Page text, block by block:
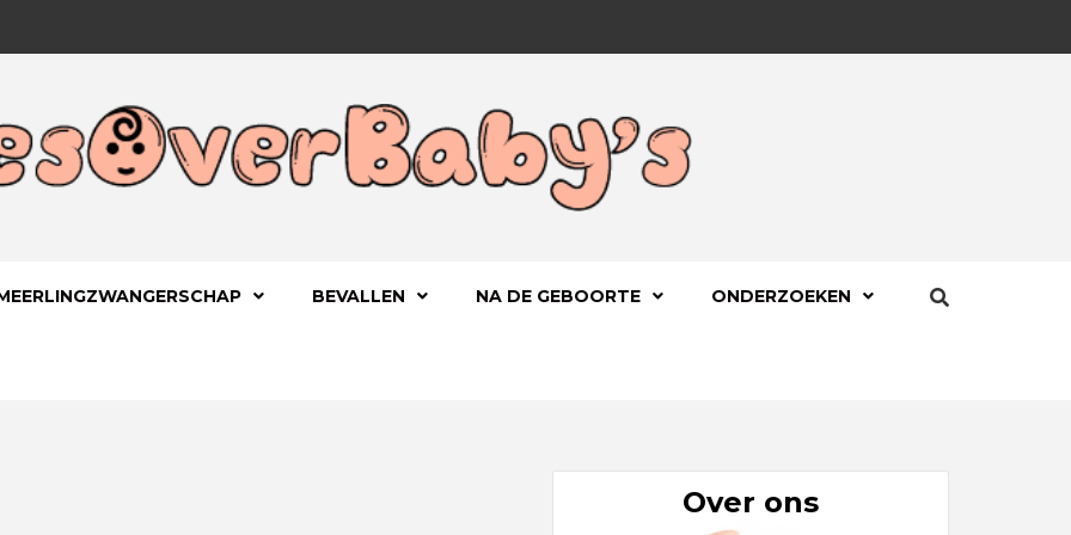
BEVALLEN NA DE GEBOORTE ONDERZOEKEN
Over ons